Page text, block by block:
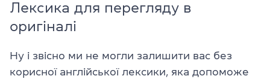
Лексика для перегляду в
оригіналі
Ну і звісно ми не могли залишити вас без
корисної англійської лексики, яка допоможе